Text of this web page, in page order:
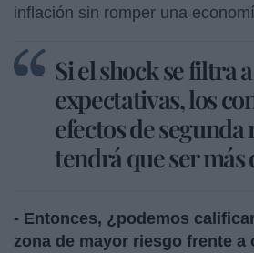
inflación sin romper una
Si el shock se filtra
expectativas, los
efectos de segunda
tendrá que ser más
- Entonces, ¿podemos
zona de mayor riesgo frente a